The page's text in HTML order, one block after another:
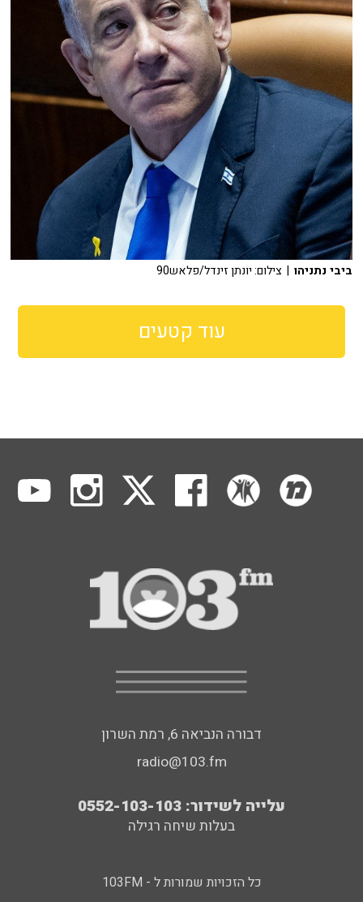
ביבי נתניהו | צילום: יונתן זינדל/פלאש90
עוד קטעים
דבורה הנביאה 6, רמת השרון
radio@103.fm
עלייה לשידור: 0552-103-103
בעלות שיחה רגילה
כל הזכויות שמורות ל - 103FM